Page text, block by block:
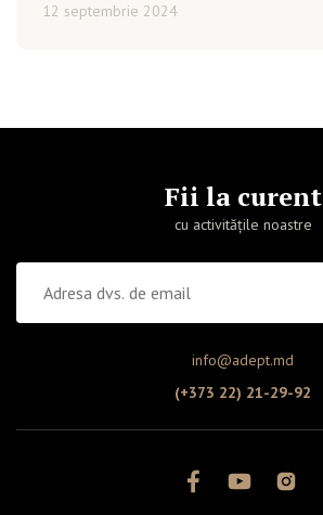
12 septembrie 2024
Fii la curent
cu activitățile noastre
info@adept.md
(+373 22) 21-29-92